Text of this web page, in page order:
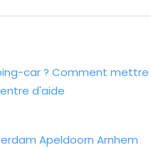
car ? Comment mettre
d'aide
Apeldoorn Arnhem